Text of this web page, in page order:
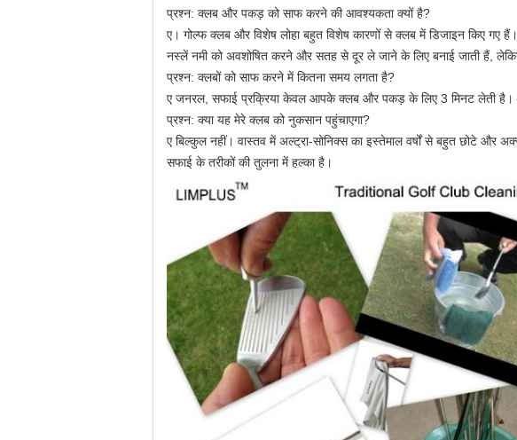
प्रश्न: क्लब और पकड़ को साफ करने की आवश्यकता क्यों है?
ए। गोल्फ क्लब और विशेष लोहा बहुत विशेष कारणों से क्लब में डिजाइन किए गए हैं।
नस्लें नमी को अवशोषित करने और सतह से दूर ले जाने के लिए बनाई जाती हैं,
प्रश्न: क्लबों को साफ करने में कितना समय लगता है?
ए जनरल, सफाई प्रक्रिया केवल आपके क्लब और पकड़ के लिए 3 मिनट लेती है।
प्रश्न: क्या यह मेरे क्लब को नुकसान पहुंचाएगा?
ए बिल्कुल नहीं। वास्तव में अल्ट्रा-सोनिक्स का इस्तेमाल वर्षों से बहुत छोटे और
सफाई के तरीकों की तुलना में हल्का है।